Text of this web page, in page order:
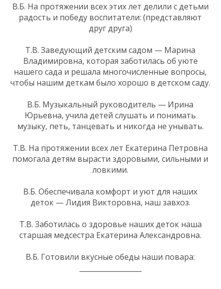
В.Б. На протяжении всех этих лет делили с детьми
радость и победу воспитатели: (представляют
друг друга)
Т.В. Заведующий детским садом — Марина
Владимировна, которая заботилась об уюте
нашего сада и решала многочисленные вопросы,
чтобы нашим деткам было хорошо в детском саду.
В.Б. Музыкальный руководитель — Ирина
Юрьевна, учила детей слушать и понимать
музыку, петь, танцевать и никогда не унывать.
Т.В. На протяжении всех лет Екатерина Петровна
помогала детям вырасти здоровыми, сильными и
ловкими.
В.Б. Обеспечивала комфорт и уют для наших
деток — Лидия Викторовна, наш завхоз.
Т.В. Заботилась о здоровье наших деток наша
старшая медсестра Екатерина Александровна.
В.Б. Готовили вкусные обеды наши повара: